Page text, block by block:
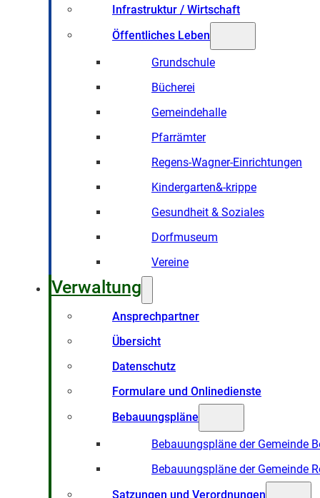
Infrastruktur / Wirtschaft
Öffentliches Leben
Grundschule
Bücherei
Gemeindehalle
Pfarrämter
Regens-Wagner-Einrichtungen
Kindergarten&-krippe
Gesundheit & Soziales
Dorfmuseum
Vereine
Verwaltung
Ansprechpartner
Übersicht
Datenschutz
Formulare und Onlinedienste
Bebauungspläne
Bebauungspläne der Gemeinde
Bebauungspläne der Gemeinde
Satzungen und Verordnungen